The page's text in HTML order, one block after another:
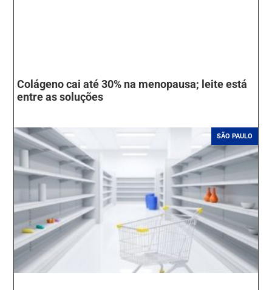
Colágeno cai até 30% na menopausa; leite está
entre as soluções
SÃO PAULO